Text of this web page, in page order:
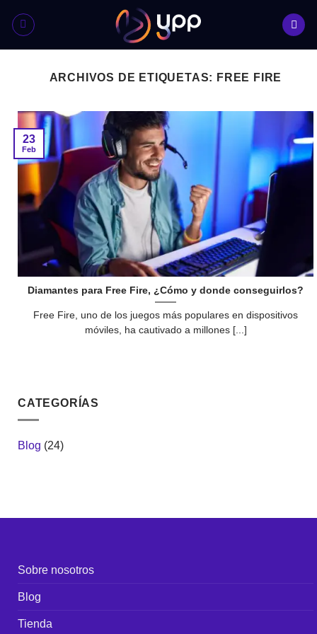
ARCHIVOS DE ETIQUETAS: FREE FIRE
Diamantes para Free Fire, ¿Cómo y donde conseguirlos?
Free Fire, uno de los juegos más populares en dispositivos
móviles, ha cautivado a millones [...]
23
Feb
CATEGORÍAS
Blog (24)
Sobre nosotros
Blog
Tienda